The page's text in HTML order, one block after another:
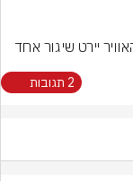
בהמשך להתרעות שהופעלו בשעה 17:46, חיל האוויר יירט שיגור אחד
2 תגובות